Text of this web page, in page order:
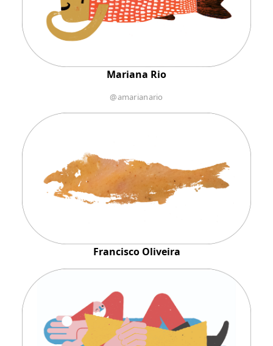
Mariana Rio
@amarianario
Francisco Oliveira